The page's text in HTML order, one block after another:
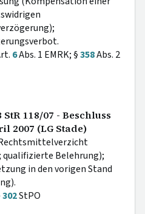
6Abs. 1 EMRK; §358Abs. 2
StR 118/07 - Beschluss
2007 (LG Stade)
qualifizierte Belehrung);
in den vorigen Stand
302StPO